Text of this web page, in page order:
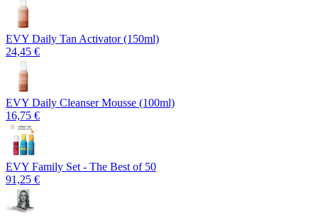
EVY Daily Tan Activator (150ml)
24,45 €
EVY Daily Cleanser Mousse (100ml)
16,75 €
EVY Family Set - The Best of 50
91,25 €